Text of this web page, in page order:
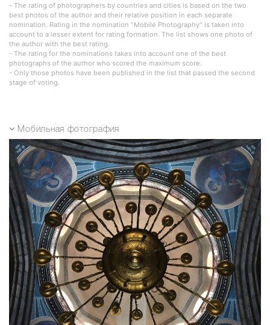
- The rating of photographers by countries and cities is based on the two
best photos of the author and their relative position in each separate
nomination. Rating in the nomination "Mobile Photography" is taken into
account to a lesser extent for rating formation. The list shows one photo of
the author with the best rating.
- The rating for the nominations takes into account one of the best
photographs of the author who scored the maximum score.
- Only those photos have been published in the list that passed the second
stage of voting.
Мобильная фотография